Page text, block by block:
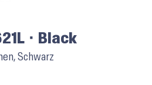
⬝ Black
Schwarz